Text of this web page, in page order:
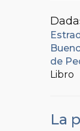
de
Libro
La